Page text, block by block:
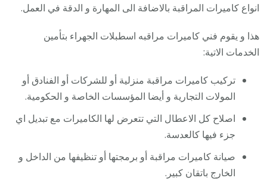
انواع كاميرات المراقبة بالاضافة الى المهارة و الدقة في العمل.
هذا و يقوم فني كاميرات مراقبه اسطبلات الجهراء بتأمين
الخدمات الاتية:
تركيب كاميرات مراقبة منزلية أو للشركات أو الفنادق أو
المولات التجارية و أيضا المؤسسات الخاصة و الحكومية.
اصلاح كل الاعطال التي تتعرض لها الكاميرات مع تبديل اي
جزء فيها كالعدسة.
صيانة كاميرات مراقبة أو برمجتها أو تنظيفها من الداخل و
الخارج باتقان كبير.